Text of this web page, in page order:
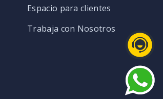
Espacio para clientes
Trabaja con Nosotros